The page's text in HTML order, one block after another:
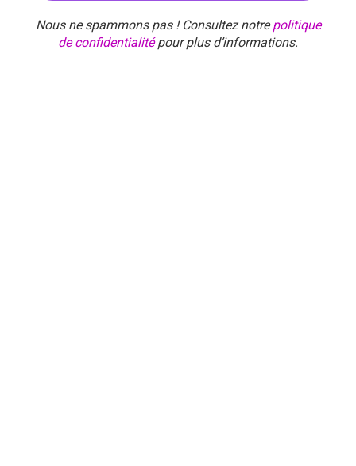
Nous ne spammons pas ! Consultez notrepolitique
de confidentialitépour plus d’informations.